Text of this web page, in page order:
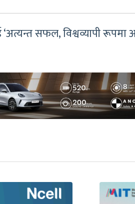
‘अत्यन्त सफल, विश्वव्यापी